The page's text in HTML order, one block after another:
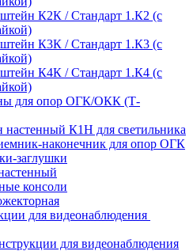
К2К / Стандарт 1.К2 (с
К3К / Стандарт 1.К3 (с
К4К / Стандарт 1.К4 (с
для опор ОГК/ОКК (Т-
К1Н для светильника
наконечник для опор ОГК
заглушки
консоли
для видеонаблюдения
для видеонаблюдения